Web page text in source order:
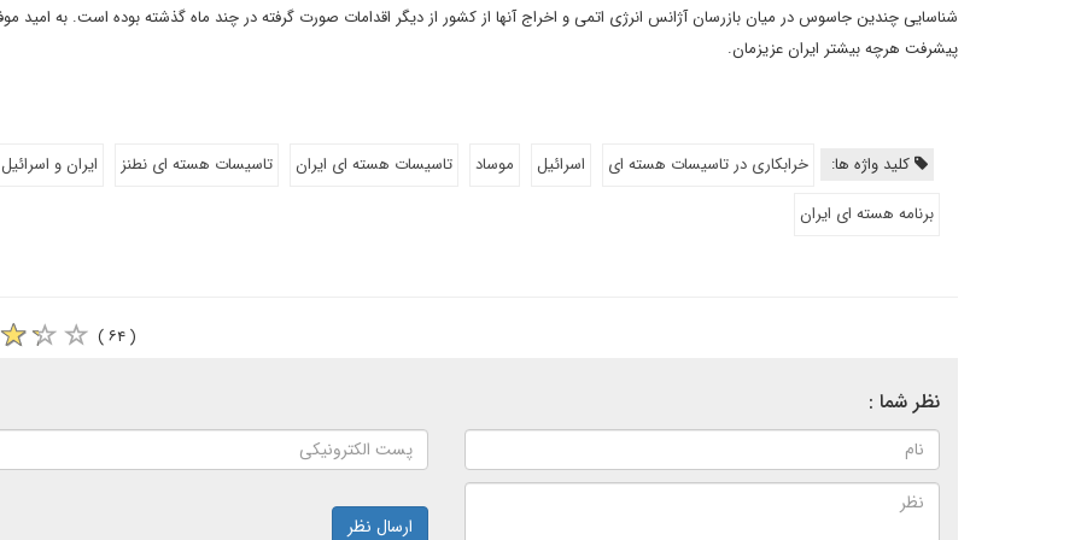
شناسایی چندین جاسوس در میان بازرسان آژانس انرژی اتمی و اخراج آنها از کشور از دیگر اقدامات صورت گرفته در چند ماه گذشته بوده است. به امید
پیشرفت هرچه بیشتر ایران عزیزمان.
کلید واژه ها: خرابکاری در تاسیسات هسته ای اسرائیل موساد تاسیسات هسته ای ایران تاسیسات هسته ای نطنز
ایران و اسرائیل
برنامه هسته ای ایران
( ۶۴ )
نظر شما :
ارسال نظر